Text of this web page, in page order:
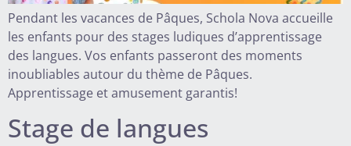
Pendant les vacances de Pâques, Schola Nova accueille
les enfants pour des stages ludiques d’apprentissage
des langues. Vos enfants passeront des moments
inoubliables autour du thème de Pâques.
Apprentissage et amusement garantis!
Stage de langues